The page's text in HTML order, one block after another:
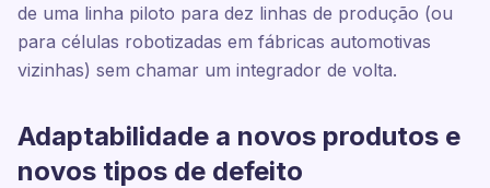
de uma linha piloto para dez linhas de produção (ou
para células robotizadas em fábricas automotivas
vizinhas) sem chamar um integrador de volta.
Adaptabilidade a novos produtos e
novos tipos de defeito